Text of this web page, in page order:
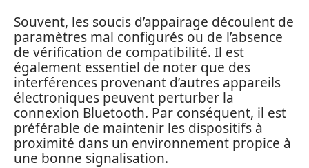
Souvent, les soucis d’appairage découlent de
paramètres mal configurés ou de l’absence
de vérification de compatibilité. Il est
également essentiel de noter que des
interférences provenant d’autres appareils
électroniques peuvent perturber la
connexion Bluetooth. Par conséquent, il est
préférable de maintenir les dispositifs à
proximité dans un environnement propice à
une bonne signalisation.